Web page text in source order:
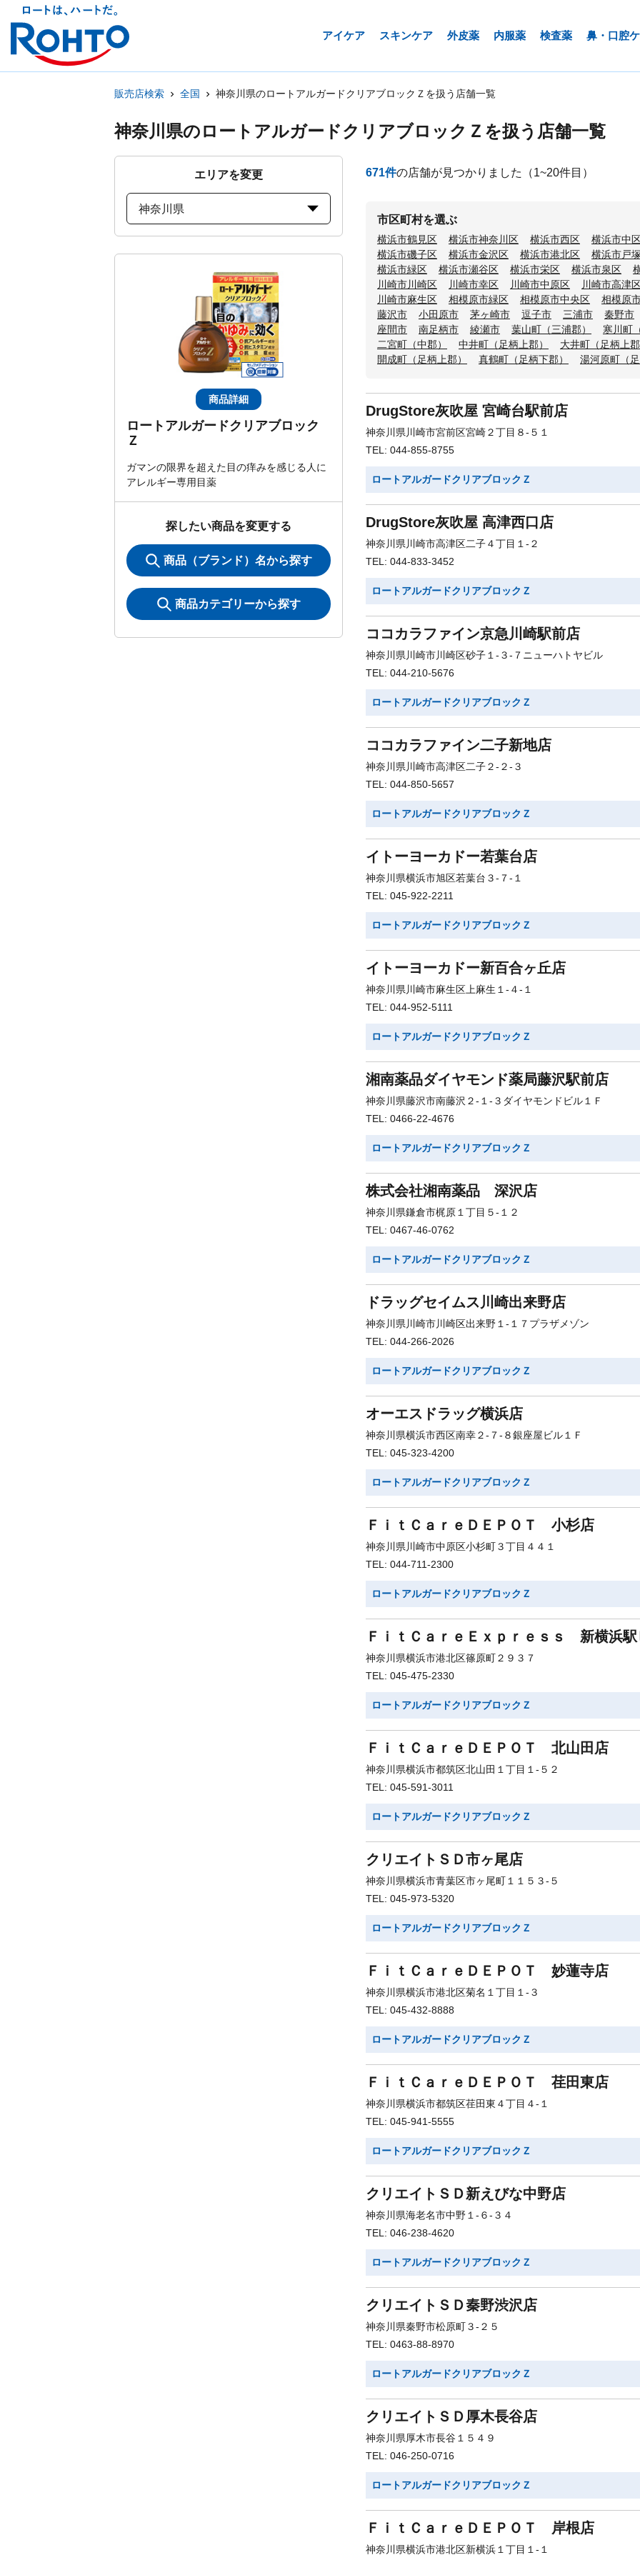
アイケア スキンケア 外皮薬 内服薬 検査薬 鼻・口腔
販売店検索 全国 神奈川県のロートアルガードクリアブロックＺを扱う店舗一覧
神奈川県のロートアルガードクリアブロックＺを扱う店舗一覧
エリアを変更
神奈川県
商品詳細
ロートアルガードクリアブロック
Ｚ
ガマンの限界を超えた目の痒みを感じる人に
アレルギー専用目薬
探したい商品を変更する
商品（ブランド）名から探す
商品カテゴリーから探す
671件の店舗が見つかりました （1~20件目）
市区町村を選ぶ
横浜市鶴見区 横浜市神奈川区 横浜市西区
横浜市中
横浜市磯子区
横浜市金沢区 横浜市港北区
横浜市戸
横浜市緑区
横浜市瀬谷区 横浜市栄区 横浜市泉区
川崎市川崎区
川崎市幸区 川崎市中原区
川崎市高津
川崎市麻生区
相模原市緑区 相模原市中央区
相模原
藤沢市
小田原市 茅ヶ崎市 逗子市 三浦市
秦野市
座間市
南足柄市 綾瀬市 葉山町（三浦郡）
寒川町
二宮町（中郡）
中井町（足柄上郡）
大井町（足柄上
開成町（足柄上郡）
真鶴町（足柄下郡） 湯河原町（
DrugStore灰吹屋 宮崎台駅前店
神奈川県川崎市宮前区宮崎２丁目８-５１
TEL: 044-855-8755
ロートアルガードクリアブロックＺ
DrugStore灰吹屋 高津西口店
神奈川県川崎市高津区二子４丁目１-２
TEL: 044-833-3452
ロートアルガードクリアブロックＺ
ココカラファイン京急川崎駅前店
神奈川県川崎市川崎区砂子１-３-７ニューハトヤビル
TEL: 044-210-5676
ロートアルガードクリアブロックＺ
ココカラファイン二子新地店
神奈川県川崎市高津区二子２-２-３
TEL: 044-850-5657
ロートアルガードクリアブロックＺ
イトーヨーカドー若葉台店
神奈川県横浜市旭区若葉台３-７-１
TEL: 045-922-2211
ロートアルガードクリアブロックＺ
イトーヨーカドー新百合ヶ丘店
神奈川県川崎市麻生区上麻生１-４-１
TEL: 044-952-5111
ロートアルガードクリアブロックＺ
湘南薬品ダイヤモンド薬局藤沢駅前店
神奈川県藤沢市南藤沢２-１-３ダイヤモンドビル１Ｆ
TEL: 0466-22-4676
ロートアルガードクリアブロックＺ
株式会社湘南薬品 深沢店
神奈川県鎌倉市梶原１丁目５-１２
TEL: 0467-46-0762
ロートアルガードクリアブロックＺ
ドラッグセイムス川崎出来野店
神奈川県川崎市川崎区出来野１-１７プラザメゾン
TEL: 044-266-2026
ロートアルガードクリアブロックＺ
オーエスドラッグ横浜店
神奈川県横浜市西区南幸２-７-８銀座屋ビル１Ｆ
TEL: 045-323-4200
ロートアルガードクリアブロックＺ
ＦｉｔＣａｒｅＤＥＰＯＴ 小杉店
神奈川県川崎市中原区小杉町３丁目４４１
TEL: 044-711-2300
ロートアルガードクリアブロックＺ
ＦｉｔＣａｒｅＥｘｐｒｅｓｓ 新横浜駅
神奈川県横浜市港北区篠原町２９３７
TEL: 045-475-2330
ロートアルガードクリアブロックＺ
ＦｉｔＣａｒｅＤＥＰＯＴ 北山田店
神奈川県横浜市都筑区北山田１丁目１-５２
TEL: 045-591-3011
ロートアルガードクリアブロックＺ
クリエイトＳＤ市ヶ尾店
神奈川県横浜市青葉区市ヶ尾町１１５３-５
TEL: 045-973-5320
ロートアルガードクリアブロックＺ
ＦｉｔＣａｒｅＤＥＰＯＴ 妙蓮寺店
神奈川県横浜市港北区菊名１丁目１-３
TEL: 045-432-8888
ロートアルガードクリアブロックＺ
ＦｉｔＣａｒｅＤＥＰＯＴ 荏田東店
神奈川県横浜市都筑区荏田東４丁目４-１
TEL: 045-941-5555
ロートアルガードクリアブロックＺ
クリエイトＳＤ新えびな中野店
神奈川県海老名市中野１-６-３４
TEL: 046-238-4620
ロートアルガードクリアブロックＺ
クリエイトＳＤ秦野渋沢店
神奈川県秦野市松原町３-２５
TEL: 0463-88-8970
ロートアルガードクリアブロックＺ
クリエイトＳＤ厚木長谷店
神奈川県厚木市長谷１５４９
TEL: 046-250-0716
ロートアルガードクリアブロックＺ
ＦｉｔＣａｒｅＤＥＰＯＴ 岸根店
神奈川県横浜市港北区新横浜１丁目１-１